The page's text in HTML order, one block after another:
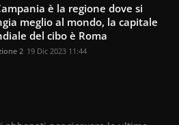
è la regione dove si
meglio al mondo, la capitale
del cibo è Roma
2 19 Dic 2023 11:44